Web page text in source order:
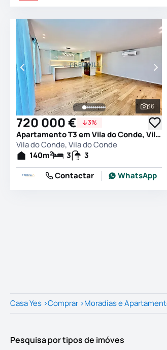
Ver
36
720 000 € 3%
Apartamento T3 em Vila do Conde, Vila do Conde
Vila do Conde, Vila do Conde
140m2 3
3
Contactar
WhatsApp
Casa Yes >Comprar >Moradias e
Pesquisa por tipos de imóves